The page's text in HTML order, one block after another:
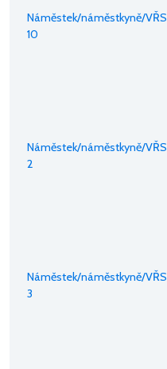
Náměstek/náměstkyně/VŘS
10
Náměstek/náměstkyně/VŘS
2
Náměstek/náměstkyně/VŘS
3